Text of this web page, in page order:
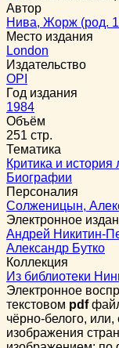
Автор
Нива, Жорж (род.
Место издания
London
Издательство
OPI
Год издания
1984
Объём
251 стр.
Тематика
Критика и
Биографии
Персоналия
Солженицын,
Электронное
Андрей Никитин-
Александр Бутко
Коллекция
Из библиотеки
Электронное
текстовом pdf
чёрно-белого,
изображения